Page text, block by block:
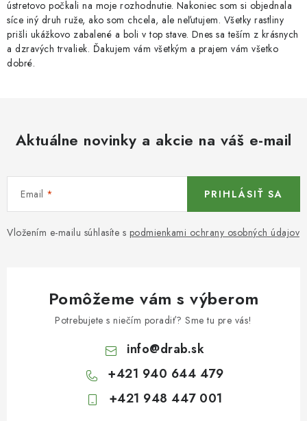
ústretovo počkali na moje rozhodnutie. Nakoniec som si objednala
síce iný druh ruže, ako som chcela, ale neľutujem. Všetky rastliny
prišli ukážkovo zabalené a boli v top stave. Dnes sa teším z krásnych
a dzravých trvaliek. Ďakujem vám všetkým a prajem vám všetko
dobré.
Aktuálne novinky a akcie na váš e-mail
Email
Vložením e-mailu súhlasíte s podmienkami ochrany osobných údajov
PRIHLÁSIŤ SA
Pomôžeme vám s výberom
Potrebujete s niečím poradiť? Sme tu pre vás!
info@drab.sk
+421 940 644 479
+421 948 447 001